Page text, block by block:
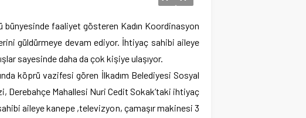
bünyesinde faaliyet gösteren Kadın Koordinasyon
güldürmeye devam ediyor. İhtiyaç sahibi aileye
sayesinde daha da çok kişiye ulaşıyor.
köprü vazifesi gören İlkadım Belediyesi Sosyal
Derebahçe Mahallesi Nuri Cedit Sokak’taki ihtiyaç
aileye kanepe ,televizyon, çamaşır makinesi 3